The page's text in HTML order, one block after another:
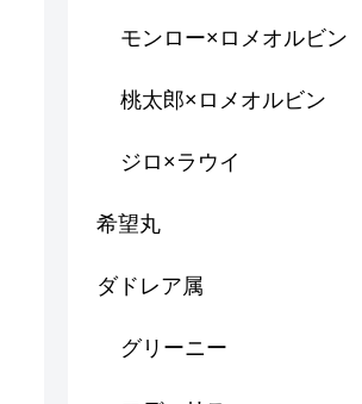
モンロー×ロメオルビン
桃太郎×ロメオルビン
ジロ×ラウイ
希望丸
ダドレア属
グリーニー